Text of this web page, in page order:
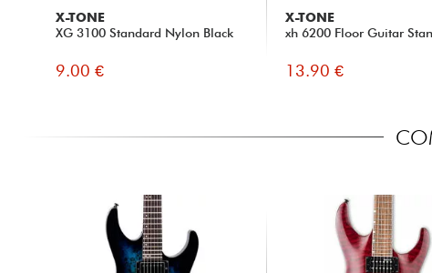
X-TONE
XG 3100 Standard Nylon Black
9.00 €
X-TONE
xh 6200 Floor Guitar
13.90 €